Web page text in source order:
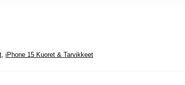
, iPhone 15 Kuoret & Tarvikkeet